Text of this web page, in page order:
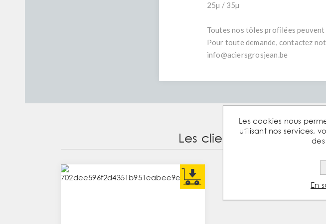
25µ / 35µ
Toutes nos tôles profilées
Pour toute demande, contactez
info@aciersgrosjean.be
Les clients ayant
Les cookies nous
utilisant nos services,
En